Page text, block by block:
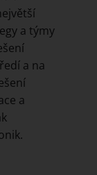
a týmy
a na
a